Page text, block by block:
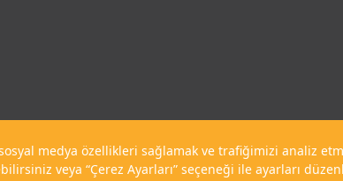
medya özellikleri sağlamak ve trafiğimizi analiz
veya “Çerez Ayarları” seçeneği ile ayarları